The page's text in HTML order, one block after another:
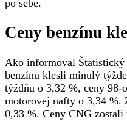
po sebe.
Ceny benzínu
Ako informoval Štatistický
benzínu klesli minulý
týždňu o 3,32 %, ceny 98-
motorovej nafty o 3,34 %.
0,33 %. Ceny CNG zostali